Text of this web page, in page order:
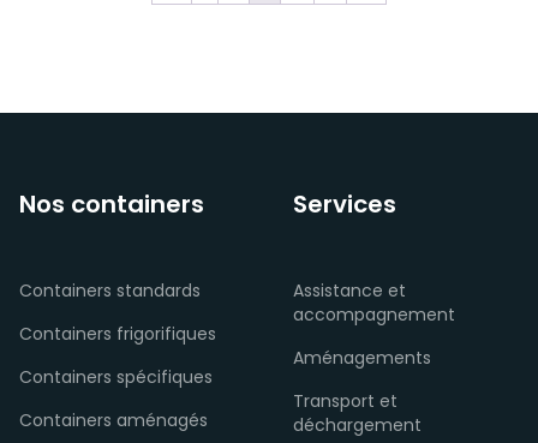
Nos containers
Containers standards
Containers frigorifiques
Containers spécifiques
Containers aménagés
Services
Assistance et
accompagnement
Aménagements
Transport et
déchargement